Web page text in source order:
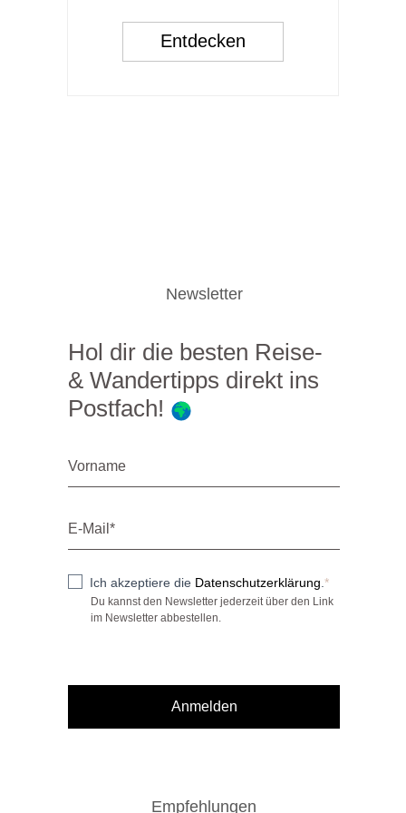
Entdecken
Newsletter
Hol dir die besten Reise-
& Wandertipps direkt ins
Postfach!
Ich akzeptiere die Datenschutzerklärung
Du kannst den Newsletter jederzeit über den Link
im Newsletter abbestellen.
Anmelden
Empfehlungen